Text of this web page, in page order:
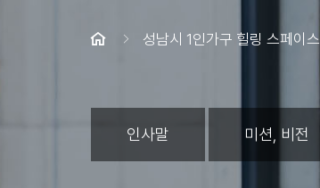
성남시 1인가구 힐링 스페이스
인사말 미션, 비전